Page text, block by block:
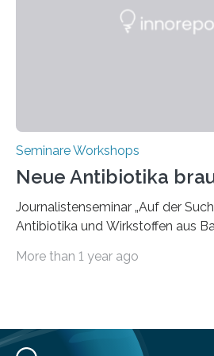
diesmal auf innovativen
Seminare Workshops
Neue Antibiotika
Journalistenseminar „Auf der
Antibiotika und Wirkstoffen aus
2024. Eine zunehmende und
Arbeitsgruppen von
More than 1 year ago